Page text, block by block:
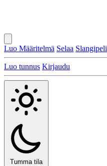
Luo Määritelmä Selaa Slangipeli
Luo tunnus Kirjaudu
Tumma tila